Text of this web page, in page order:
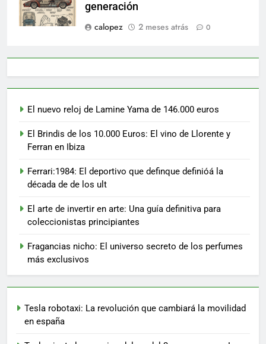
generación
calopez
2 meses atrás 0
El nuevo reloj de Lamine Yama de 146.000 euros
El Brindis de los 10.000 Euros: El vino de Llorente y
Ferran en Ibiza
Ferrari:1984: El deportivo que definque definióá la
década de de los ult
El arte de invertir en arte: Una guía definitiva para
coleccionistas principiantes
Fragancias nicho: El universo secreto de los perfumes
más exclusivos
Tesla robotaxi: La revolución que cambiará la movilidad
en españa